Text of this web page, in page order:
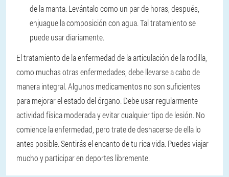
de la manta. Levántalo como un par de horas, después,
enjuague la composición con agua. Tal tratamiento se
puede usar diariamente.
El tratamiento de la enfermedad de la articulación de la rodilla,
como muchas otras enfermedades, debe llevarse a cabo de
manera integral. Algunos medicamentos no son suficientes
para mejorar el estado del órgano. Debe usar regularmente
actividad física moderada y evitar cualquier tipo de lesión. No
comience la enfermedad, pero trate de deshacerse de ella lo
antes posible. Sentirás el encanto de tu rica vida. Puedes viajar
mucho y participar en deportes libremente.